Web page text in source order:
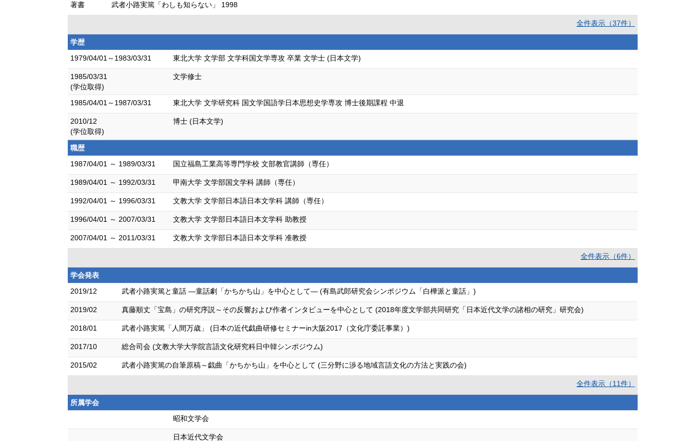
著書 武者小路実篤「わしも知らない」 1998
全件表示（37件）
学歴
1979/04/01～1983/03/31
東北大学 文学部 文学科国文学専攻 卒業 文学士 (日本文学)
1985/03/31
(学位取得)
文学修士
1985/04/01～1987/03/31 東北大学 文学研究科 国文学国語学日本思想史学専攻 博士後期課程 中退
2010/12
(学位取得)
博士 (日本文学)
職歴
1987/04/01 ～ 1989/03/31
国立福島工業高等専門学校 文部教官講師（専任）
1989/04/01 ～ 1992/03/31 甲南大学 文学部国文学科 講師（専任）
1992/04/01 ～ 1996/03/31 文教大学 文学部日本語日本文学科 講師（専任）
1996/04/01 ～ 2007/03/31 文教大学 文学部日本語日本文学科 助教授
2007/04/01 ～ 2011/03/31 文教大学 文学部日本語日本文学科 准教授
全件表示（6件）
学会発表
2019/12
武者小路実篤と童話 ―童話劇「かちかち山」を中心として― (有島武郎研究会シンポジウム「白樺派と童話」)
2019/02 真藤順丈「宝島」の研究序説～その反響および作者インタビューを中心として (2018年度文学部共同研究「日本近代文学の諸相の研究」研究会)
2018/01 武者小路実篤「人間万歳」 (日本の近代戯曲研修セミナーin大阪2017（文化庁委託事業）)
2017/10 総合司会 (文教大学大学院言語文化研究科日中韓シンポジウム)
2015/02 武者小路実篤の自筆原稿～戯曲「かちかち山」を中心として (三分野に渉る地域言語文化の方法と実践の会)
全件表示（11件）
所属学会
昭和文学会
日本近代文学会